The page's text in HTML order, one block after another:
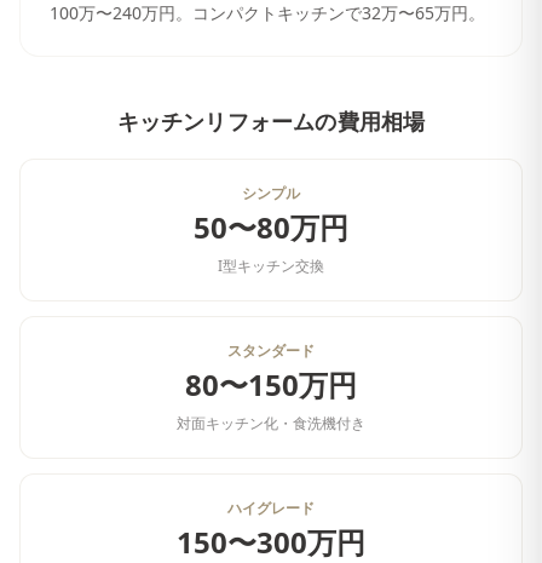
100万〜240万円。コンパクトキッチンで32万〜65万円。
キッチンリフォームの費用相場
シンプル
50〜80万円
I型キッチン交換
スタンダード
80〜150万円
対面キッチン化・食洗機付き
ハイグレード
150〜300万円